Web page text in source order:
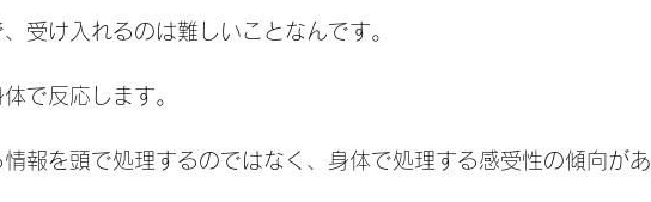
受け入れるのは難しいことなんです。
で反応します。
報を頭で処理するのではなく、身体で処理する感受性の傾向があ